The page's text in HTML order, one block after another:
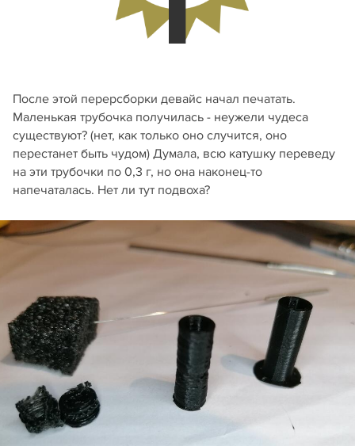
После этой перерсборки девайс начал печатать.
Маленькая трубочка получилась - неужели чудеса
существуют? (нет, как только оно случится, оно
перестанет быть чудом) Думала, всю катушку переведу
на эти трубочки по 0,3 г, но она наконец-то
напечаталась. Нет ли тут подвоха?